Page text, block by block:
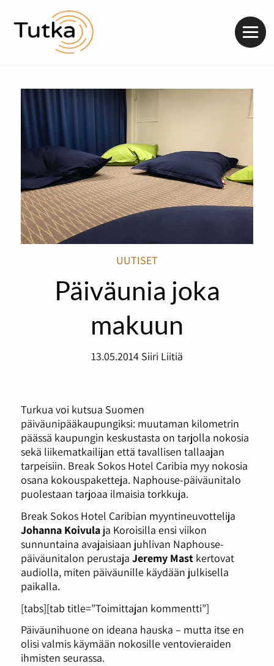
UUTISET
Päiväunia joka
makuun
13.05.2014 Siiri Liitiä
Turkua voi kutsua Suomen
päiväunipääkaupungiksi: muutaman kilometrin
päässä kaupungin keskustasta on tarjolla nokosia
sekä liikematkailijan että tavallisen tallaajan
tarpeisiin. Break Sokos Hotel Caribia myy nokosia
osana kokouspaketteja. Naphouse-päiväunitalo
puolestaan tarjoaa ilmaisia torkkuja.
Break Sokos Hotel Caribian myyntineuvottelija
Johanna Koivulaja Koroisilla ensi viikon
sunnuntaina avajaisiaan juhlivan Naphouse-
päiväunitalon perustaja Jeremy Mastkertovat
audiolla, miten päiväunille käydään julkisella
paikalla.
[tabs][tab title=”Toimittajan kommentti”]
Päiväunihuone on ideana hauska – mutta itse en
olisi valmis käymään nokosille ventovieraiden
ihmisten seurassa.